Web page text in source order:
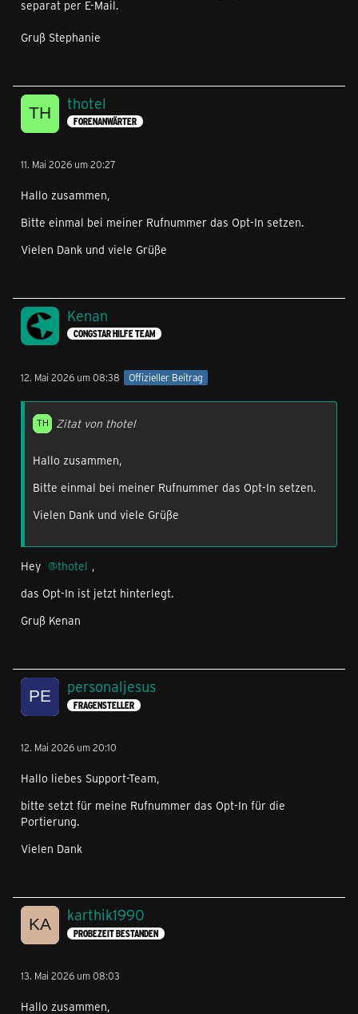
separat per E-Mail.
Gruß Stephanie
thotel
FORENANWÄRTER
11. Mai 2026 um 20:27
Hallo zusammen,
Bitte einmal bei meiner Rufnummer das Opt-In setzen.
Vielen Dank und viele Grüße
Kenan
CONGSTAR HILFE TEAM
12. Mai 2026 um 08:38 Offizieller Beitrag
Zitat von thotel
Hallo zusammen,
Bitte einmal bei meiner Rufnummer das Opt-In setzen.
Vielen Dank und viele Grüße
Hey thotel ,
das Opt-In ist jetzt hinterlegt.
Gruß Kenan
personaljesus
FRAGENSTELLER
12. Mai 2026 um 20:10
Hallo liebes Support-Team,
bitte setzt für meine Rufnummer das Opt-In für die
Portierung.
Vielen Dank
karthik1990
PROBEZEIT BESTANDEN
13. Mai 2026 um 08:03
Hallo zusammen,